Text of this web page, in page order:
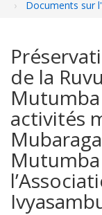
Documents sur
de la
activités